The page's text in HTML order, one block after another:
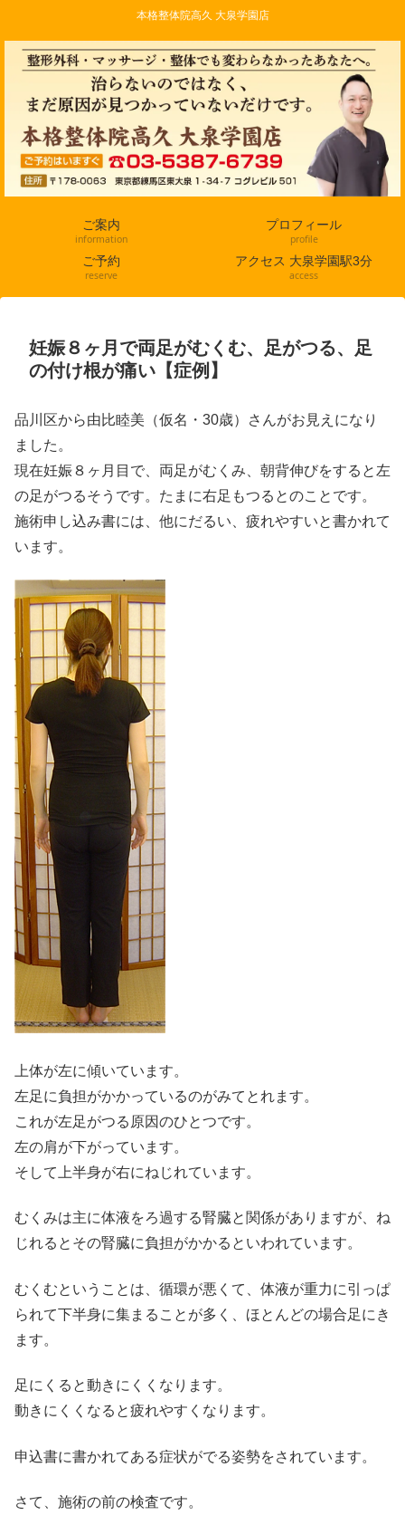
本格整体院高久 大泉学園店
ご案内
information
プロフィール
profile
ご予約
reserve
アクセス 大泉学園駅3分
access
妊娠８ヶ月で両足がむくむ、足がつる、足
の付け根が痛い【症例】
品川区から由比睦美（仮名・30歳）さんがお見えになり
ました。
現在妊娠８ヶ月目で、両足がむくみ、朝背伸びをすると左
の足がつるそうです。たまに右足もつるとのことです。
施術申し込み書には、他にだるい、疲れやすいと書かれて
います。
上体が左に傾いています。
左足に負担がかかっているのがみてとれます。
これが左足がつる原因のひとつです。
左の肩が下がっています。
そして上半身が右にねじれています。
むくみは主に体液をろ過する腎臓と関係がありますが、ね
じれるとその腎臓に負担がかかるといわれています。
むくむということは、循環が悪くて、体液が重力に引っぱ
られて下半身に集まることが多く、ほとんどの場合足にき
ます。
足にくると動きにくくなります。
動きにくくなると疲れやすくなります。
申込書に書かれてある症状がでる姿勢をされています。
さて、施術の前の検査です。